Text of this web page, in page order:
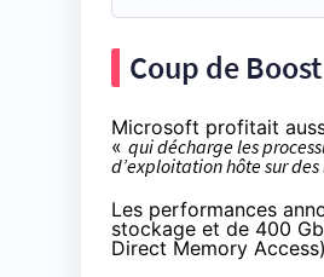
Coup de
Microsoft profitait
« qui décharge les
d’exploitation hôte sur
Les performances
stockage et de 400
Direct Memory